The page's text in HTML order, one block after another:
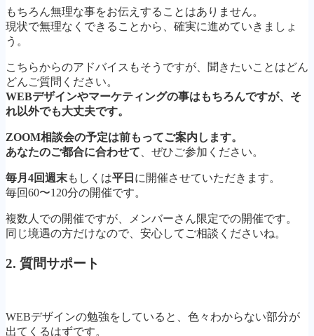
もちろん無理な事をお伝えすることはありません。
現状で無理なくできることから、確実に進めていきましょ
う。
こちらからのアドバイスもそうですが、聞きたいことはどん
どんご質問ください。
WEBデザインやマーケティングの事はもちろんですが、そ
れ以外でも大丈夫です。
ZOOM相談会の予定は前もってご案内します。
あなたのご都合に合わせて 、ぜひご参加ください。
毎月4回週末もしくは平日 に開催させていただきます。
毎回60〜120分の開催です。
複数人での開催ですが、メンバーさん限定での開催です。
同じ境遇の方だけなので、安心してご相談くださいね。
2. 質問サポート
WEBデザインの勉強をしていると、色々わからない部分が
出てくるはずです。